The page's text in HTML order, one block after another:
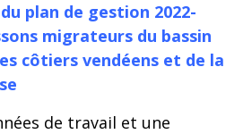
plan de gestion 2022-
migrateurs du bassin
côtiers vendéens et de la
de travail et une